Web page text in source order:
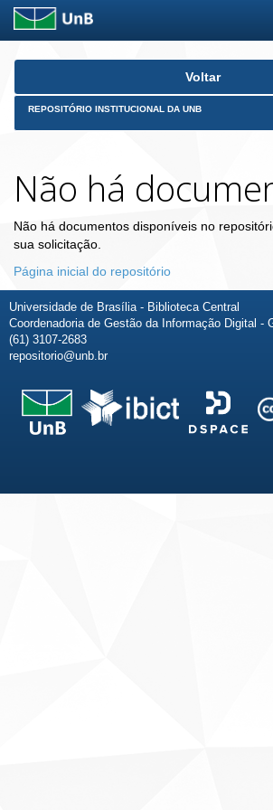
Skip
Voltar
REPOSITÓRIO INSTITUCIONAL DA UNB
Não há
Não há documentos disponíveis no
sua solicitação.
Página inicial do repositório
Universidade de Brasília - Biblioteca Central
Coordenadoria de Gestão da Informação Digital -
(61) 3107-2683
repositorio@unb.br